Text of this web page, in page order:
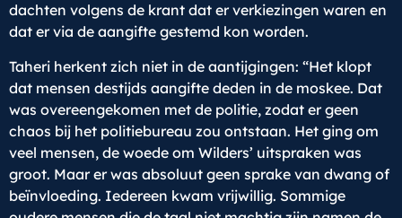
dachten volgens de krant dat er verkiezingen waren en
dat er via de aangifte gestemd kon worden.
Taheri herkent zich niet in de aantijgingen: “Het klopt
dat mensen destijds aangifte deden in de moskee. Dat
was overeengekomen met de politie, zodat er geen
chaos bij het politiebureau zou ontstaan. Het ging om
veel mensen, de woede om Wilders’ uitspraken was
groot. Maar er was absoluut geen sprake van dwang of
beïnvloeding. Iedereen kwam vrijwillig. Sommige